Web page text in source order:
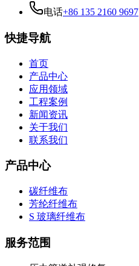
电话+86 135 2160 9697
快捷导航
首页
产品中心
应用领域
工程案例
新闻资讯
关于我们
联系我们
产品中心
碳纤维布
芳纶纤维布
S 玻璃纤维布
服务范围